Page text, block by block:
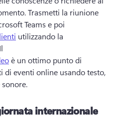
Trasmetti la riunione
Teams e poi
utilizzando la
è un ottimo punto di
di eventi online usando testo,
internazionale